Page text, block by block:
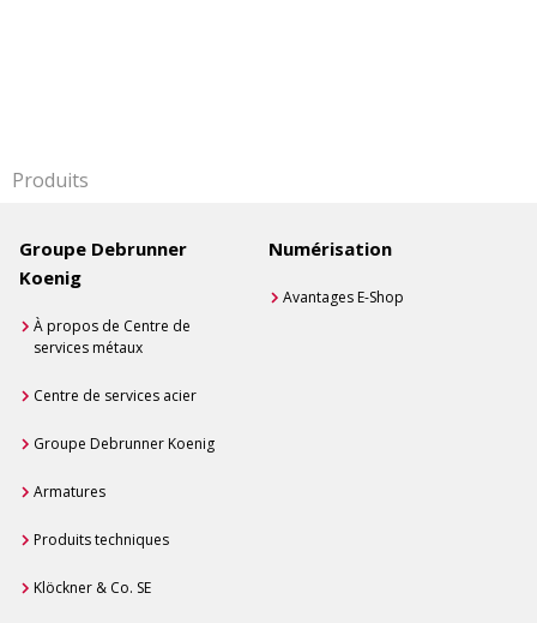
Produits
Groupe Debrunner
Koenig
À propos de Centre de
services métaux
Centre de services acier
Groupe Debrunner Koenig
Armatures
Produits techniques
Klöckner & Co. SE
Numérisation
Avantages E-Shop